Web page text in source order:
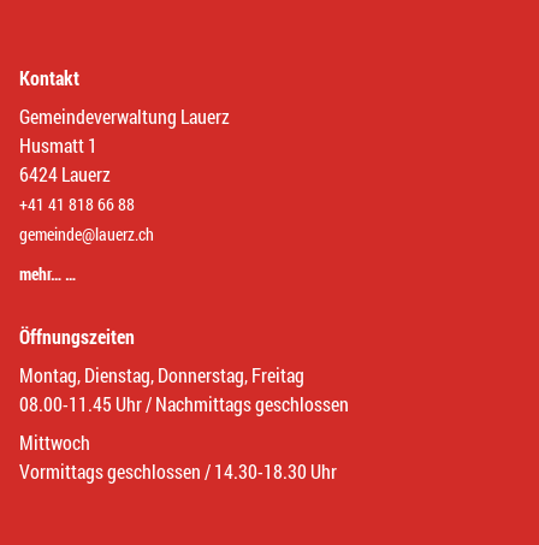
Kontakt
Gemeindeverwaltung Lauerz
Husmatt 1
6424 Lauerz
+41 41 818 66 88
gemeinde@lauerz.ch
mehr… …
Öffnungszeiten
Montag, Dienstag, Donnerstag, Freitag
08.00-11.45 Uhr / Nachmittags geschlossen
Mittwoch
Vormittags geschlossen / 14.30-18.30 Uhr